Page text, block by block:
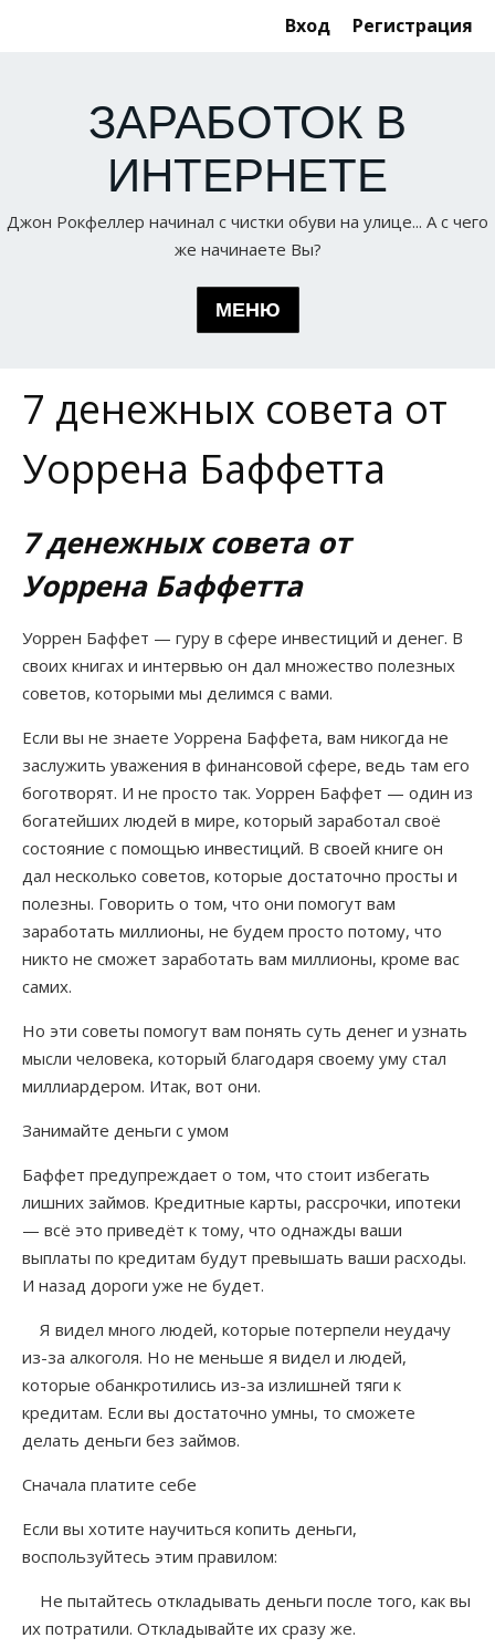
Вход Регистрация
ЗАРАБОТОК В
ИНТЕРНЕТЕ
Джон Рокфеллер начинал с чистки обуви на улице... А с чего
же начинаете Вы?
МЕНЮ
ГЛАВНАЯ
О НАС
НОВОСТИ
КОНТАКТЫ
ЧАТ
ПОЖЕРТВОВАНИЯ
Статьи по теме
Программы для заработка
Партнерки
Игры под деньги и лото
Словарь терминов
Раскрутка сайта
Статьи о заработке
Инет-инфо
Анекдоты для вас
Заработок от рекламы
Заработок от размещения рекламы
Обмен ссылками
Постоянные ссылки
Обмен просмотрами
Счетчик
7 денежных совета от
Уоррена Баффетта
7 денежных совета от
Уоррена Баффетта
Уоррен Баффет — гуру в сфере инвестиций и денег. В
своих книгах и интервью он дал множество полезных
советов, которыми мы делимся с вами.
Если вы не знаете Уоррена Баффета, вам никогда не
заслужить уважения в финансовой сфере, ведь там его
боготворят. И не просто так. Уоррен Баффет — один из
богатейших людей в мире, который заработал своё
состояние с помощью инвестиций. В своей книге он
дал несколько советов, которые достаточно просты и
полезны. Говорить о том, что они помогут вам
заработать миллионы, не будем просто потому, что
никто не сможет заработать вам миллионы, кроме вас
самих.
Но эти советы помогут вам понять суть денег и узнать
мысли человека, который благодаря своему уму стал
миллиардером. Итак, вот они.
Занимайте деньги с умом
Баффет предупреждает о том, что стоит избегать
лишних займов. Кредитные карты, рассрочки, ипотеки
— всё это приведёт к тому, что однажды ваши
выплаты по кредитам будут превышать ваши расходы.
И назад дороги уже не будет.
Я видел много людей, которые потерпели неудачу
из-за алкоголя. Но не меньше я видел и людей,
которые обанкротились из-за излишней тяги к
кредитам. Если вы достаточно умны, то сможете
делать деньги без займов.
Сначала платите себе
Если вы хотите научиться копить деньги,
воспользуйтесь этим правилом:
Не пытайтесь откладывать деньги после того, как вы
их потратили. Откладывайте их сразу же.